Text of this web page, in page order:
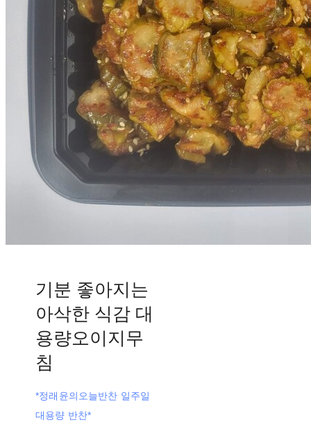
기분 좋아지는
아삭한 식감 대
용량오이지무
침
*정래윤의오늘반찬 일주일
대용량 반찬*